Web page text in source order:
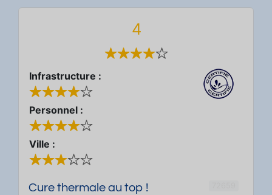
4
Infrastructure :
Personnel :
Ville :
Cure thermale au top !